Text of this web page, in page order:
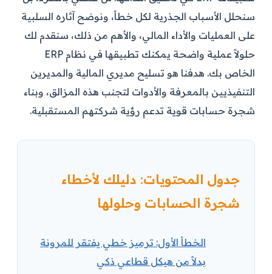
سنحلل الأسباب الجذرية لكل خطأ، ونوضح آثاره السلبية
على العمليات والأداء المالي، والأهم من ذلك، سنقدم لك
حلولاً عملية واضحة يمكنك تطبيقها في نظام ERP
الخاص بك. هدفنا هو تسليح مديري المالية والمديرين
التنفيذيين بالمعرفة والأدوات لتجنب هذه المزالق، وبناء
شجرة حسابات قوية تدعم رؤية شركتهم المستقبلية.
جدول المحتويات: دليلك لأخطاء
شجرة الحسابات وحلولها
الخطأ الأول: ترميز خطي يفتقر للمرونة
بدلاً من هيكل قطاعي ذكي